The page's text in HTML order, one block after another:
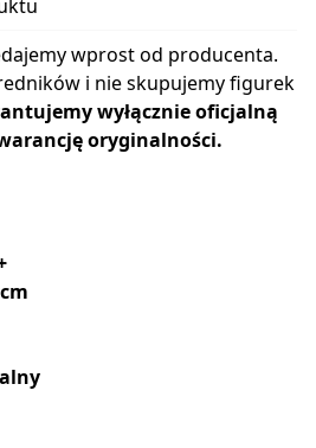
wprost od producenta.
i nie skupujemy figurek
wyłącznie oficjalną
oryginalności.